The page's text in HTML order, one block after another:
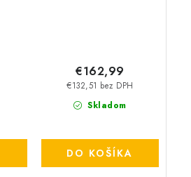
Skladom
€132,51 bez DPH
€162,99
DO KOŠÍKA